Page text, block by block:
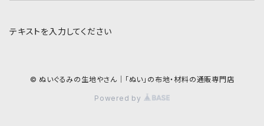
テキストを入力してください
© ぬいぐるみの生地やさん｜「ぬい」の布地・材料の通販専門店
Powered by